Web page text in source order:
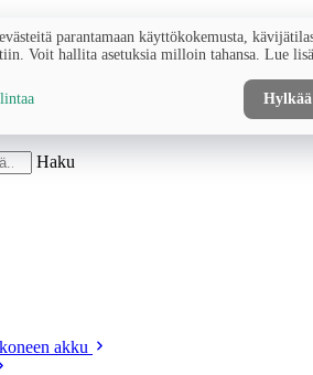
Haku
akku
parantamaan käyttökokemusta,
Voit hallita asetuksia milloin tahansa. Lue
Hylkää